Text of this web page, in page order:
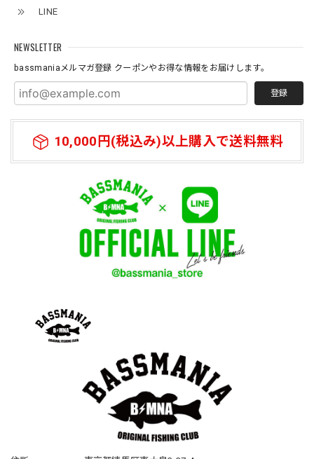
LINE
NEWSLETTER
bassmaniaメルマガ登録 クーポンやお得な情報をお届けします。
登録
10,000円(税込み)以上購入で送料無料
アーチロゴKidsTシャツ
サンドベージュ 140
2026/07/11